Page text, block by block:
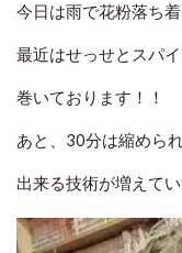
今日は雨で花粉落ち
最近はせっせとスパ
巻いております！！
あと、30分は縮めら
出来る技術が増えて